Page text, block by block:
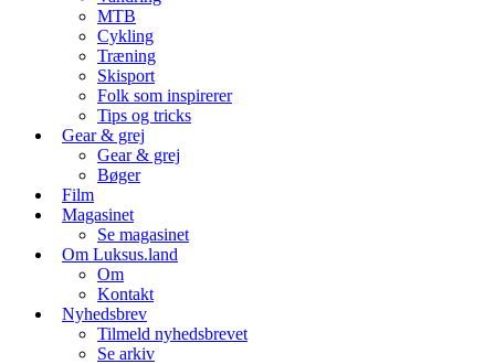
MTB
Cykling
Træning
Skisport
Folk som inspirerer
Tips og tricks
Gear & grej
Gear & grej
Bøger
Film
Magasinet
Se magasinet
Om Luksus.land
Om
Kontakt
Nyhedsbrev
Tilmeld nyhedsbrevet
Se arkiv